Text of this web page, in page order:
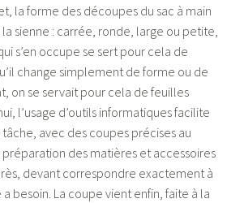
la forme des découpes du sac à main
sienne : carrée, ronde, large ou petite,
s’en occupe se sert pour cela de
change simplement de forme ou de
on se servait pour cela de feuilles
l’usage d’outils informatiques facilite
avec des coupes précises au
des matières et accessoires
devant correspondre exactement à
besoin. La coupe vient enfin, faite à la